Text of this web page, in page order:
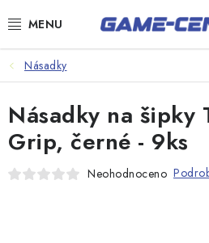
na
Šipky
Poker
Stolní fotbal
Násadky
Násadky na šipky
Grip, černé - 9ks
Neohodnoceno